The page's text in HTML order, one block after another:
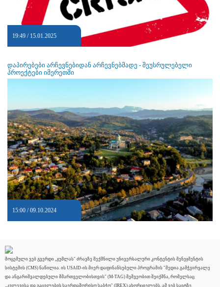
19:49 / 15.01.2025
დაპირებები არჩევნებიდან არჩევნებმადე - შეუსრულებელი
პროექტები იმერეთში
15:00 / 09.10.2024
მოცემული ვებ გვერდი „ჯუმლას" ძრავზე შექმნილი უნივერსალური კონტენტის მენეჯმენტის
სისტემის (CMS) ნაწილია. ის USAID-ის მიერ დაფინანსებული პროგრამის "მედია გამჭვირვალე
და ანგარიშვალდებული მმართველობისთვის" (M-TAG) მეშვეობით შეიქმნა, რომელსაც
„კვლევისა და გაცვლების საერთაშორისო საბჭო" (IREX) ახორციელებს. ამ ვებ საიტზე